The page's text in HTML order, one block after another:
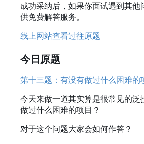
成功采纳后，如果你面试遇到其他
供免费解答服务。
线上网站查看过往原题
今日原题
第十三题：有没有做过什么困难的
今天来做一道其实算是很常见的泛
做过什么困难的项目？
对于这个问题大家会如何作答？